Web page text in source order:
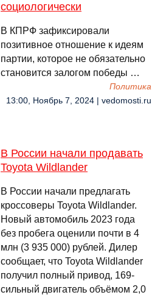
социологически
В КПРФ зафиксировали
позитивное отношение к идеям
партии, которое не обязательно
становится залогом победы …
Политика
13:00, Ноябрь 7, 2024 | vedomosti.ru
В России начали продавать
Toyota Wildlander
В России начали предлагать
кроссоверы Toyota Wildlander.
Новый автомобиль 2023 года
без пробега оценили почти в 4
млн (3 935 000) рублей. Дилер
сообщает, что Toyota Wildlander
получил полный привод, 169-
сильный двигатель объёмом 2,0